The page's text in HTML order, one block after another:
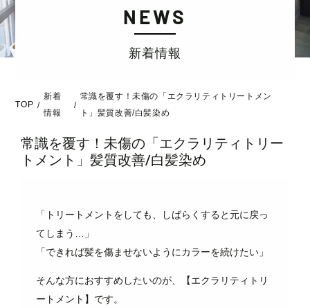
NEWS
新着情報
TOP /
新着
情報
/
常識を覆す！未傷の「エクラリティトリートメン
ト」髪質改善/白髪染め
常識を覆す！未傷の「エクラリティトリー
トメント」髪質改善/白髪染め
「トリートメントをしても、しばらくすると元に戻っ
てしまう…」
「できれば髪を傷ませないようにカラーを続けたい」
そんな方におすすめしたいのが、【エクラリティトリ
ートメント】です。